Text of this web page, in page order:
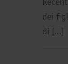
dei
di [...]